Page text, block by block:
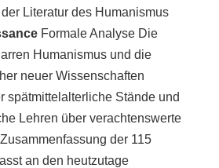
Literatur des Humanismus
Formale Analyse Die
Humanismus und die
neuer Wissenschaften
spätmittelalterliche Stände und
Lehren über verachtenswerte
der 115
an den heutzutage